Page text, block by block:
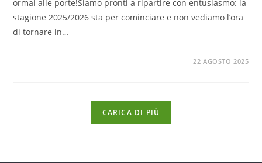
ormai alle porte!Siamo pronti a ripartire con entusiasmo: la
stagione 2025/2026 sta per cominciare e non vediamo l’ora
di tornare in…
22 AGOSTO 2025
CARICA DI PIÙ